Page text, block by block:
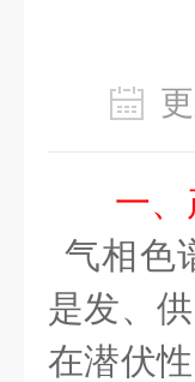
一、
气相色
是发、
在潜伏